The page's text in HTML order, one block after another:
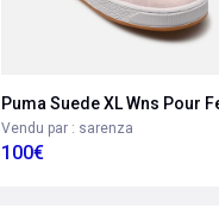
Vendu par : sarenza
100€